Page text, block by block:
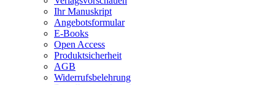
Ihr Manuskript
Angebotsformular
E-Books
Open Access
Produktsicherheit
AGB
Widerrufsbelehrung